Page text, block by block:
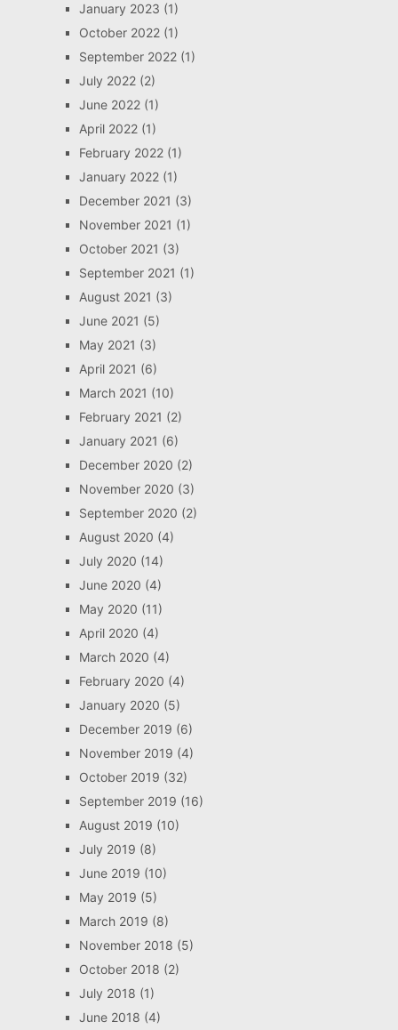
January 2023 (1)
October 2022(1)
September 2022(1)
July 2022(2)
June 2022(1)
April 2022(1)
February 2022(1)
January 2022(1)
December 2021 (3)
November 2021 (1)
October 2021 (3)
September 2021 (1)
August 2021 (3)
June 2021 (5)
May 2021 (3)
April 2021 (6)
March 2021 (10)
February 2021 (2)
January 2021 (6)
December 2020 (2)
November 2020 (3)
September 2020 (2)
August 2020 (4)
July 2020 (14)
June 2020 (4)
May 2020 (11)
April 2020 (4)
March 2020 (4)
February 2020 (4)
January 2020 (5)
December 2019 (6)
November 2019 (4)
October 2019 (32)
September 2019 (16)
August 2019 (10)
July 2019 (8)
June 2019 (10)
May 2019 (5)
March 2019 (8)
November 2018 (5)
October 2018 (2)
July 2018 (1)
June 2018 (4)